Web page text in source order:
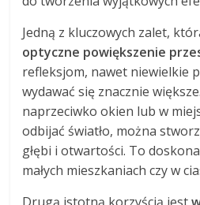
Jedną z kluczowych zalet,
optyczne powiększenie
refleksjom, nawet niewielkie
wydawać się znacznie
naprzeciwko okien lub w
odbijać światło, można
głębi i otwartości. To
małych mieszkaniach czy w